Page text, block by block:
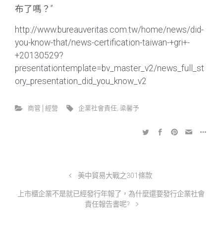
布了嗎？”
http://www.bureauveritas.com.tw/home/news/did-
you-know-that/news-certification-taiwan-+gri+-
+20130529?
presentationtemplate=bv_master_v2/news_full_st
ory_presentation_did_you_know_v2
商管│經營 企業社會責任 ,梁馨予
美中貿易大戰之301條款
上市櫃企業不是就已經發行年報了，為什麼還要發行企業社會
責任報告書呢?